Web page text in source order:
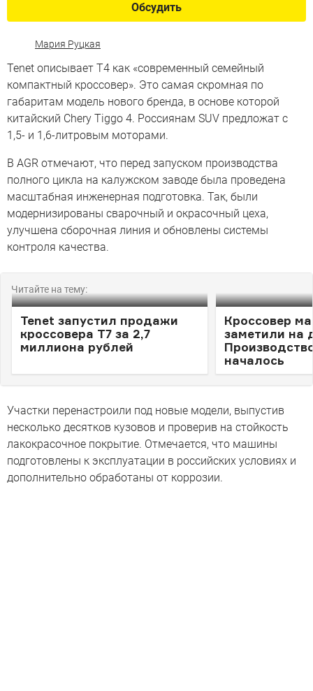
Обсудить
Мария Руцкая
Tenet описывает T4 как «современный семейный
компактный кроссовер». Это самая скромная по
габаритам модель нового бренда, в основе которой
китайский Chery Tiggo 4. Россиянам SUV предложат с
1,5- и 1,6-литровым моторами.
В AGR отмечают, что перед запуском производства
полного цикла на калужском заводе была проведена
масштабная инженерная подготовка. Так, были
модернизированы сварочный и окрасочный цеха,
улучшена сборочная линия и обновлены системы
контроля качества.
Читайте на тему:
Tenet запустил продажи
кроссовера T7 за 2,7
миллиона рублей
Кроссовер
заметили на
началось
Участки перенастроили под новые модели, выпустив
несколько десятков кузовов и проверив на стойкость
лакокрасочное покрытие. Отмечается, что машины
подготовлены к эксплуатации в российских условиях и
дополнительно обработаны от коррозии.